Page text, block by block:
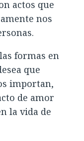
actos que
nos
formas en
que
importan,
de amor
la vida de